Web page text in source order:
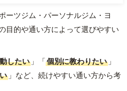
ーツジム・パーソナルジム・ヨ
目的や通い方によって選びやすい
したい 」「個別に教わりたい 」
」など、続けやすい通い方から考